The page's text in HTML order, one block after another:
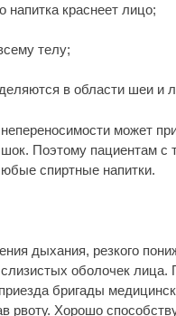
напитка краснеет лицо;
телу;
в области шеи и
может
Поэтому пациентам с
спиртные напитки.
дыхания, резкого
оболочек
бригады
рвоту. Хорошо